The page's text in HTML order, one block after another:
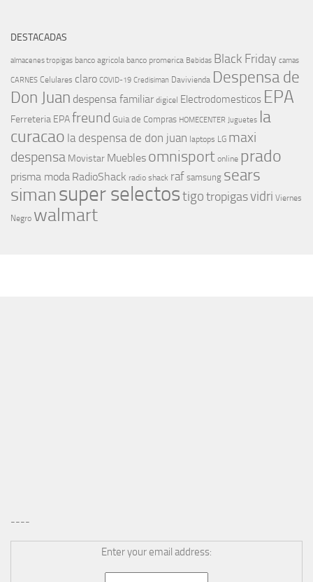
DESTACADAS
almacenes tropigas banco agricola banco promerica Bebidas Black Friday camas
CARNES Celulares claro COVID-19 Credisiman Davivienda Despensa de
Don Juan despensa familiar digicel Electrodomesticos EPA
Ferreteria EPAfreund Guia de Compras HOMECENTER Juguetes la
curacao la despensa de don juan laptops LG maxi
despensa Movistar Muebles omnisport online prado
prisma moda RadioShack radio shack raf samsung sears
simansuper selectostigotropigasvidri Viernes
Negro walmart
----
Enter your email address: